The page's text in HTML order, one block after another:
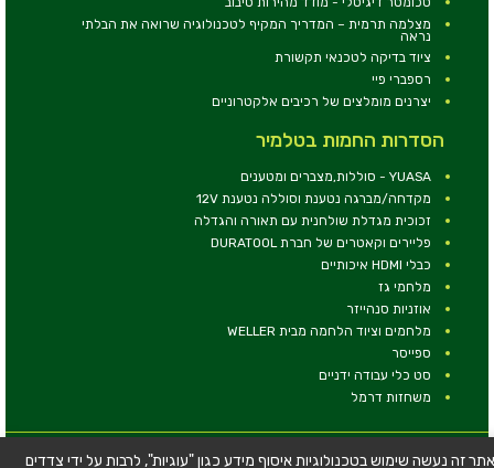
מצלמה תרמית – המדריך המקיף לטכנולוגיה שרואה את הבלתי
נראה
ציוד בדיקה לטכנאי תקשורת
רספברי פיי
יצרנים מומלצים של רכיבים אלקטרוניים
הסדרות החמות בטלמיר
YUASA - סוללות,מצברים ומטענים
מקדחה/מברגה נטענת וסוללה נטענת 12V
זכוכית מגדלת שולחנית עם תאורה והגדלה
פליירים וקאטרים של חברת DURATOOL
כבלי HDMI איכותיים
מלחמי גז
אוזניות סנהייזר
מלחמים וציוד הלחמה מבית WELLER
ספייסר
סט כלי עבודה ידניים
משחזות דרמל
© כל הזכויות שמורות - טלמיר אלקטרוניקה בע''מ
זה נעשה שימוש בטכנולוגיות איסוף מידע כגון "עוגיות", לרבות על ידי צדדים